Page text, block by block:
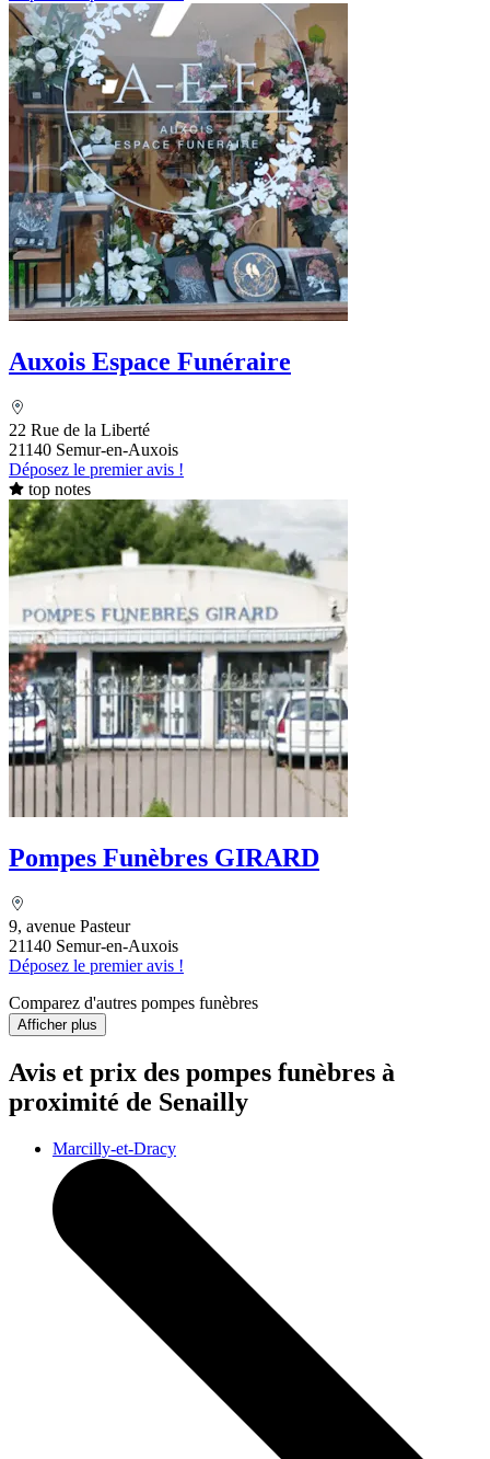
Auxois Espace Funéraire
22 Rue de la Liberté
21140 Semur-en-Auxois
Déposez le premier avis !
top notes
Pompes Funèbres GIRARD
9, avenue Pasteur
21140 Semur-en-Auxois
Déposez le premier avis !
Comparez d'autres pompes funèbres
Afficher plus
Avis et prix des pompes funèbres à
proximité de Senailly
Marcilly-et-Dracy